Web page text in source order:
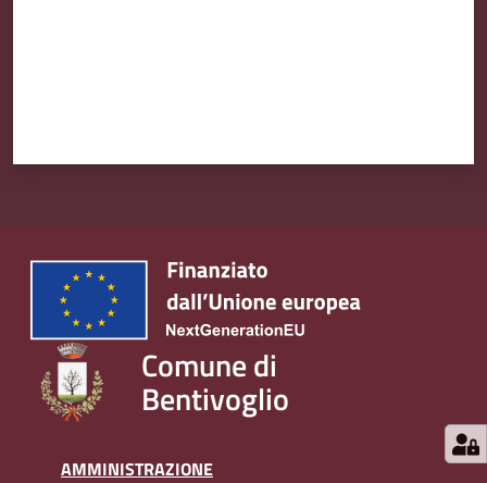
Comune di
Bentivoglio
AMMINISTRAZIONE